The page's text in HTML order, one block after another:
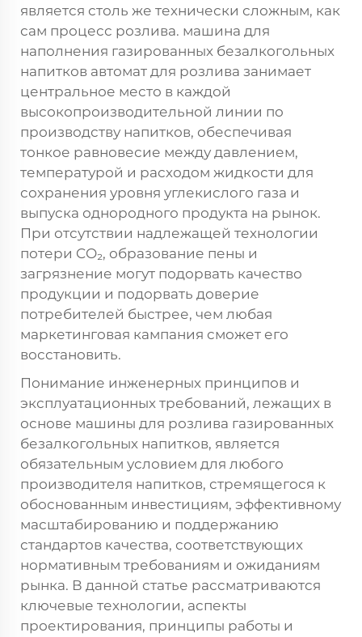
является столь же технически сложным, как
сам процесс розлива. машина для
наполнения газированных безалкогольных
напитков автомат для розлива занимает
центральное место в каждой
высокопроизводительной линии по
производству напитков, обеспечивая
тонкое равновесие между давлением,
температурой и расходом жидкости для
сохранения уровня углекислого газа и
выпуска однородного продукта на рынок.
При отсутствии надлежащей технологии
потери CO₂, образование пены и
загрязнение могут подорвать качество
продукции и подорвать доверие
потребителей быстрее, чем любая
маркетинговая кампания сможет его
восстановить.
Понимание инженерных принципов и
эксплуатационных требований, лежащих в
основе машины для розлива газированных
безалкогольных напитков, является
обязательным условием для любого
производителя напитков, стремящегося к
обоснованным инвестициям, эффективному
масштабированию и поддержанию
стандартов качества, соответствующих
нормативным требованиям и ожиданиям
рынка. В данной статье рассматриваются
ключевые технологии, аспекты
проектирования, принципы работы и